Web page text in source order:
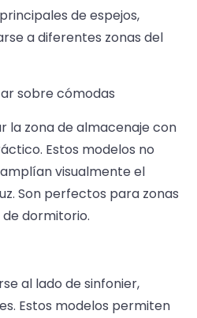
de espejos,
a diferentes zonas del
sobre cómodas
la zona de almacenaje con
Estos modelos no
visualmente el
Son perfectos para zonas
dormitorio.
al lado de sinfonier,
Estos modelos permiten